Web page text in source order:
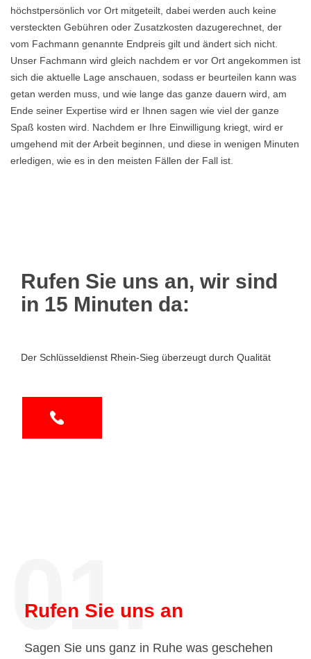
höchstpersönlich vor Ort mitgeteilt, dabei werden auch keine
versteckten Gebühren oder Zusatzkosten dazugerechnet, der
vom Fachmann genannte Endpreis gilt und ändert sich nicht.
Unser Fachmann wird gleich nachdem er vor Ort angekommen ist
sich die aktuelle Lage anschauen, sodass er beurteilen kann was
getan werden muss, und wie lange das ganze dauern wird, am
Ende seiner Expertise wird er Ihnen sagen wie viel der ganze
Spaß kosten wird. Nachdem er Ihre Einwilligung kriegt, wird er
umgehend mit der Arbeit beginnen, und diese in wenigen Minuten
erledigen, wie es in den meisten Fällen der Fall ist.
Rufen Sie uns an, wir sind
in 15 Minuten da:
Der Schlüsseldienst Rhein-Sieg überzeugt durch Qualität
01.
Rufen Sie uns an
Sagen Sie uns ganz in Ruhe was geschehen